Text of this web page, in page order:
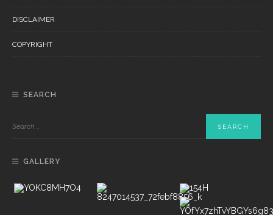
DISCLAIMER
COPYRIGHT
SEARCH
GALLERY